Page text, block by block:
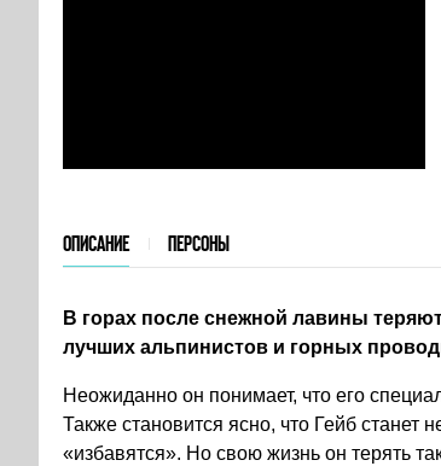
ОПИСАНИЕ ПЕРСОНЫ
В горах после снежной лавины
лучших альпинистов и горных
Неожиданно он понимает, что его
Также становится ясно, что Гейб станет
«избавятся». Но свою жизнь он терять